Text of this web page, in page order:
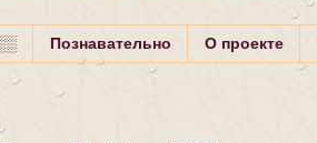
Познавательно О проекте